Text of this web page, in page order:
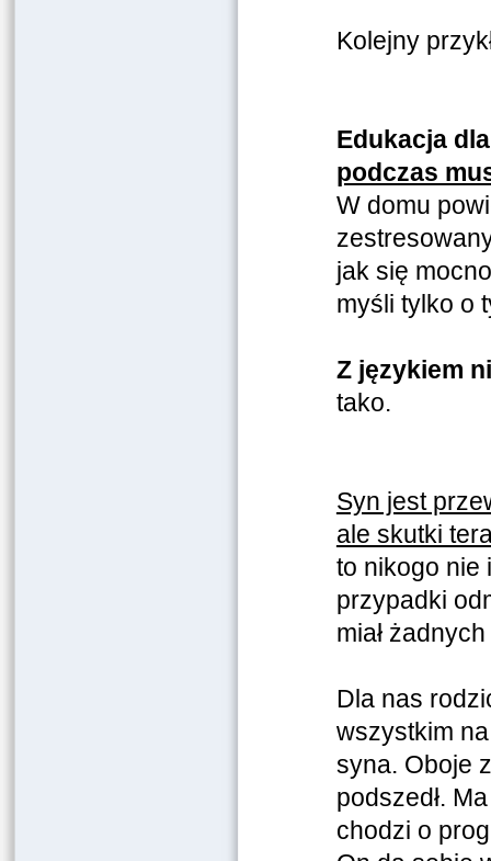
Kolejny
Edukacja
podczas
W domu
jak się
myśli tylko o
Z językiem
tako.
Syn jest
ale skutki
to nikogo nie
przypadki
miał
Dla nas
wszystkim
syna. Oboje
podszedł.
chodzi o